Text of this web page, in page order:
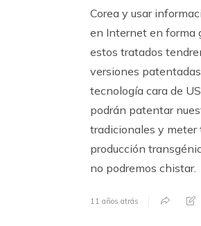
Corea y usar
en Internet en forma
estos tratados
versiones
tecnología cara de
podrán patentar
tradicionales y meter
producción
no podremos chistar.
11 años atrás